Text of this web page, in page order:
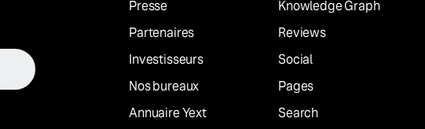
Presse
Partenaires
Investisseurs
Nos bureaux
Annuaire Yext
Knowledge Graph
Reviews
Social
Pages
Search